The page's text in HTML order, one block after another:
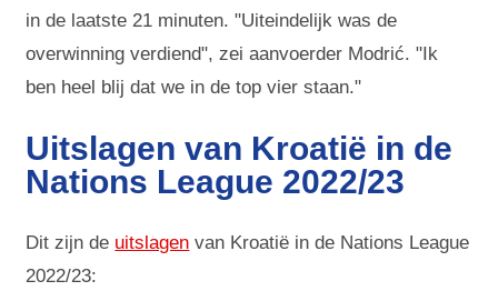
in de laatste 21 minuten. "Uiteindelijk was de
overwinning verdiend", zei aanvoerder Modrić. "Ik
ben heel blij dat we in de top vier staan."
Uitslagen van Kroatië in de
Nations League 2022/23
Dit zijn de uitslagen van Kroatië in de Nations League
2022/23: